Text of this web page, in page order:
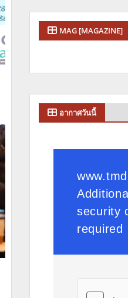
MAG [MAGAZINE]
อากาศวันนี้